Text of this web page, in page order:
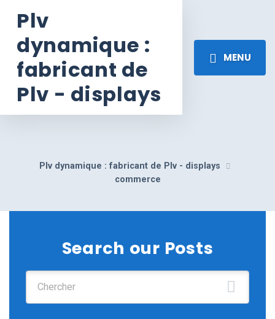
Plv
dynamique :
fabricant de
Plv - displays
MENU
Plv dynamique : fabricant de Plv - displays
commerce
Search our Posts